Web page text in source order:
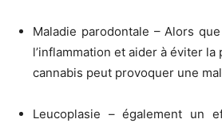
Maladie parodontale – Alors
l’inflammation et aider à éviter
cannabis peut provoquer une
Leucoplasie – également un